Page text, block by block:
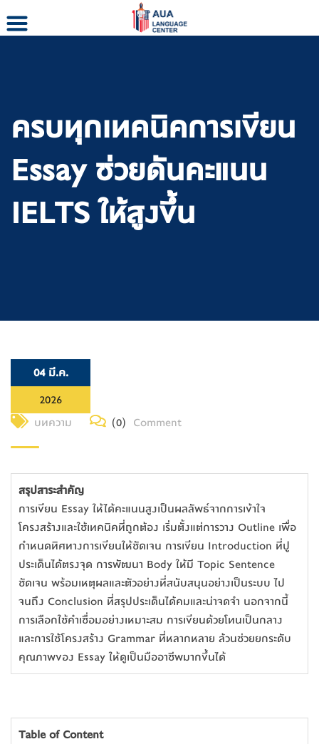
ครบทุกเทคนิคการเขียน
Essay ช่วยดันคะแนน
IELTS ให้สูงขึ้น
04 มี.ค.
2026
บทความ
(0) Comment
สรุปสาระสำคัญ
การเขียน Essay ให้ได้คะแนนสูงเป็นผลลัพธ์จากการเข้าใจ
โครงสร้างและใช้เทคนิคที่ถูกต้อง เริ่มตั้งแต่การวาง Outline เพื่อ
กำหนดทิศทางการเขียนให้ชัดเจน การเขียน Introduction ที่ปู
ประเด็นได้ตรงจุด การพัฒนา Body ให้มี Topic Sentence
ชัดเจน พร้อมเหตุผลและตัวอย่างที่สนับสนุนอย่างเป็นระบบ ไป
จนถึง Conclusion ที่สรุปประเด็นได้คมและน่าจดจำ นอกจากนี้
การเลือกใช้คำเชื่อมอย่างเหมาะสม การเขียนด้วยโทนเป็นกลาง
และการใช้โครงสร้าง Grammar ที่หลากหลาย ล้วนช่วยยกระดับ
คุณภาพของ Essay ให้ดูเป็นมืออาชีพมากขึ้นได้
Table of Content